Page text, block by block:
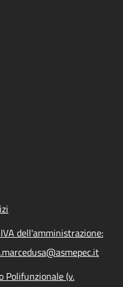
dell'amministrazione:
Polifunzionale (v.